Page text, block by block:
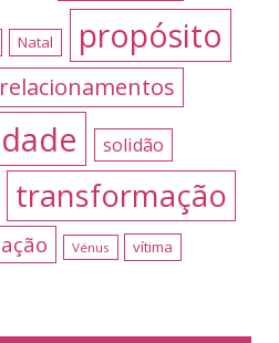
Natal propósito
relacionamentos
solidão
transformação
Vénus
vítima